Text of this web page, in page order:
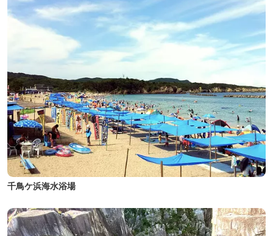
千鳥ケ浜海水浴場